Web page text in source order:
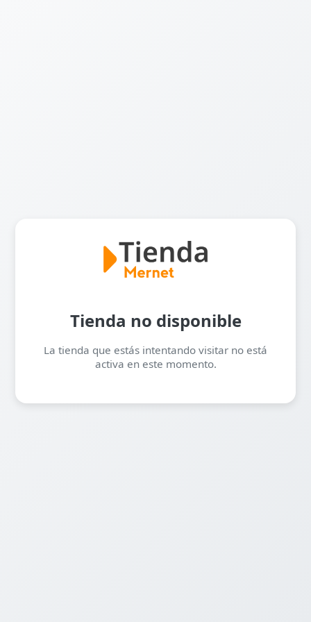
Tienda no disponible
La tienda que estás intentando visitar no está
activa en este momento.